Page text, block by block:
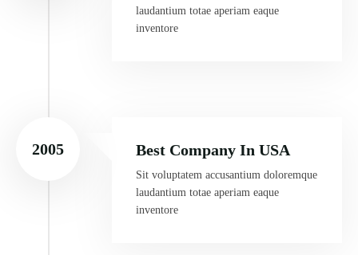
laudantium totae aperiam eaque
inventore
2005 Best Company In USA
Sit voluptatem accusantium doloremque
laudantium totae aperiam eaque
inventore